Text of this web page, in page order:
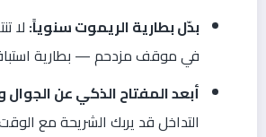
بدّل بطارية الريموت سنوياً: لا
في موقف مزدحم — بطارية
أبعد المفتاح الذكي عن
التداخل قد يربك الشريحة مع